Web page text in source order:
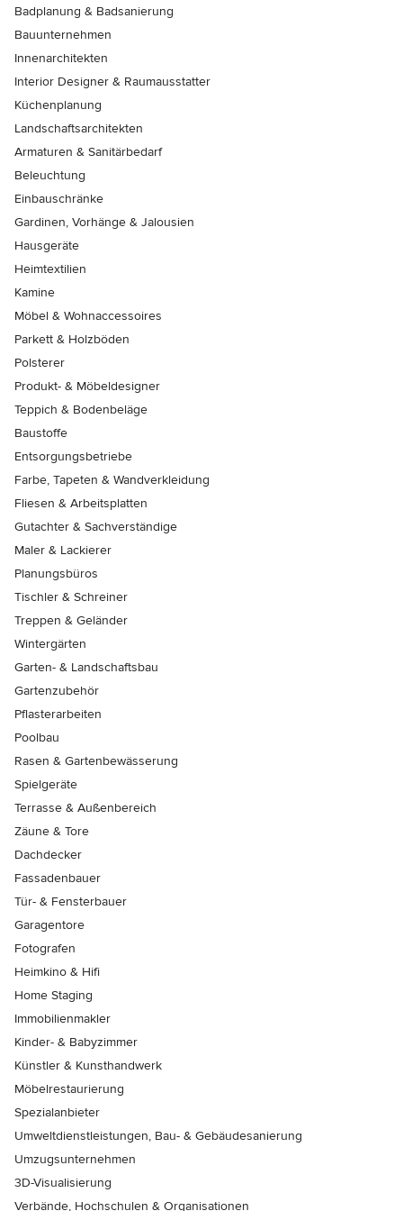
Badplanung & Badsanierung
Bauunternehmen
Innenarchitekten
Interior Designer & Raumausstatter
Küchenplanung
Landschaftsarchitekten
Armaturen & Sanitärbedarf
Beleuchtung
Einbauschränke
Gardinen, Vorhänge & Jalousien
Hausgeräte
Heimtextilien
Kamine
Möbel & Wohnaccessoires
Parkett & Holzböden
Polsterer
Produkt- & Möbeldesigner
Teppich & Bodenbeläge
Baustoffe
Entsorgungsbetriebe
Farbe, Tapeten & Wandverkleidung
Fliesen & Arbeitsplatten
Gutachter & Sachverständige
Maler & Lackierer
Planungsbüros
Tischler & Schreiner
Treppen & Geländer
Wintergärten
Garten- & Landschaftsbau
Gartenzubehör
Pflasterarbeiten
Poolbau
Rasen & Gartenbewässerung
Spielgeräte
Terrasse & Außenbereich
Zäune & Tore
Dachdecker
Fassadenbauer
Tür- & Fensterbauer
Garagentore
Fotografen
Heimkino & Hifi
Home Staging
Immobilienmakler
Kinder- & Babyzimmer
Künstler & Kunsthandwerk
Möbelrestaurierung
Spezialanbieter
Umweltdienstleistungen, Bau- & Gebäudesanierung
Umzugsunternehmen
3D-Visualisierung
Verbände, Hochschulen & Organisationen